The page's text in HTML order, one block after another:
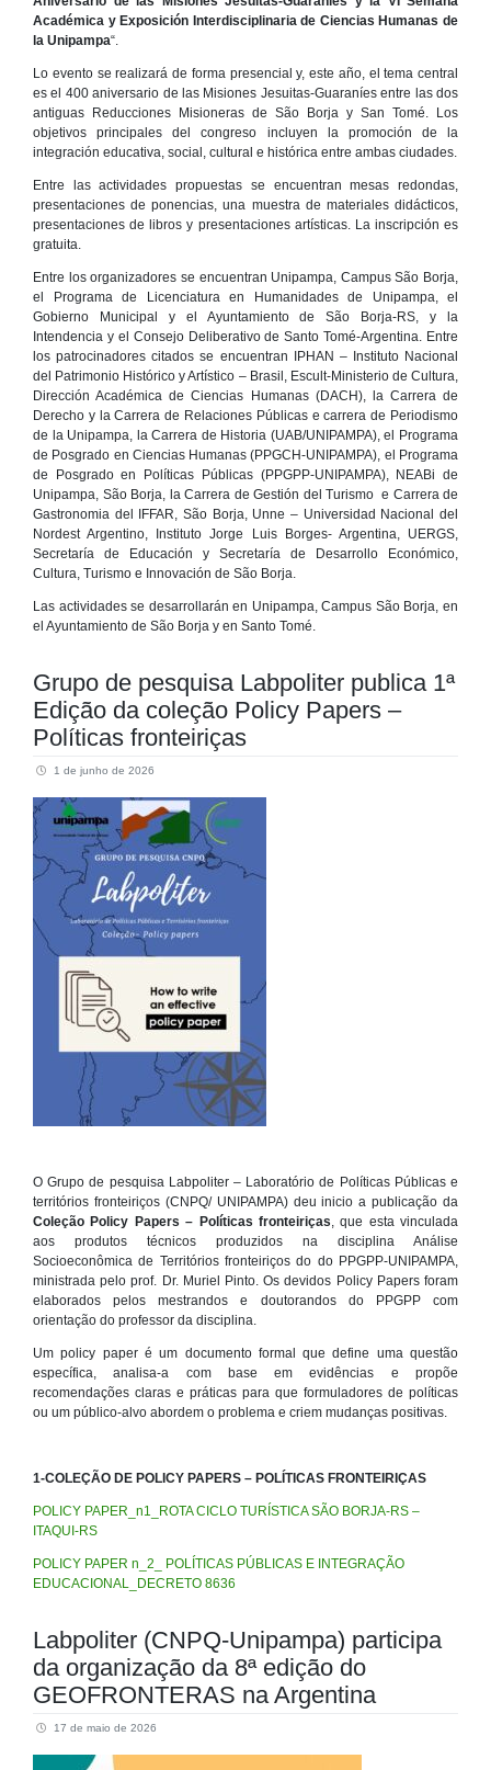
Académica y Exposición Interdisciplinaria de Ciencias Humanas de
la Unipampa“.
Lo evento se realizará de forma presencial y, este año, el tema central
es el 400 aniversario de las Misiones Jesuitas-Guaraníes entre las dos
antiguas Reducciones Misioneras de São Borja y San Tomé. Los
objetivos principales del congreso incluyen la promoción de la
integración educativa, social, cultural e histórica entre ambas ciudades.
Entre las actividades propuestas se encuentran mesas redondas,
presentaciones de ponencias, una muestra de materiales didácticos,
presentaciones de libros y presentaciones artísticas. La inscripción es
gratuita.
Entre los organizadores se encuentran Unipampa, Campus São Borja,
el Programa de Licenciatura en Humanidades de Unipampa, el
Gobierno Municipal y el Ayuntamiento de São Borja-RS, y la
Intendencia y el Consejo Deliberativo de Santo Tomé-Argentina. Entre
los patrocinadores citados se encuentran IPHAN – Instituto Nacional
del Patrimonio Histórico y Artístico – Brasil, Escult-Ministerio de Cultura,
Dirección Académica de Ciencias Humanas (DACH), la Carrera de
Derecho y la Carrera de Relaciones Públicas e carrera de Periodismo
de la Unipampa, la Carrera de Historia (UAB/UNIPAMPA), el Programa
de Posgrado en Ciencias Humanas (PPGCH-UNIPAMPA), el Programa
de Posgrado en Políticas Públicas (PPGPP-UNIPAMPA), NEABi de
Unipampa, São Borja, la Carrera de Gestión del Turismo e Carrera de
Gastronomia del IFFAR, São Borja, Unne – Universidad Nacional del
Nordest Argentino, Instituto Jorge Luis Borges- Argentina, UERGS,
Secretaría de Educación y Secretaría de Desarrollo Económico,
Cultura, Turismo e Innovación de São Borja.
Las actividades se desarrollarán en Unipampa, Campus São Borja, en
el Ayuntamiento de São Borja y en Santo Tomé.
Grupo de pesquisa Labpoliter publica 1ª
Edição da coleção Policy Papers –
Políticas fronteiriças
1 de junho de 2026
O Grupo de pesquisa Labpoliter – Laboratório de Políticas Públicas e
territórios fronteiriços (CNPQ/ UNIPAMPA) deu inicio a publicação da
Coleção Policy Papers – Políticas fronteiriças , que esta vinculada
aos produtos técnicos produzidos na disciplina Análise
Socioeconômica de Territórios fronteiriços do do PPGPP-UNIPAMPA,
ministrada pelo prof. Dr. Muriel Pinto. Os devidos Policy Papers foram
elaborados pelos mestrandos e doutorandos do PPGPP com
orientação do professor da disciplina.
Um policy paper é um documento formal que define uma questão
específica, analisa-a com base em evidências e propõe
recomendações claras e práticas para que formuladores de políticas
ou um público-alvo abordem o problema e criem mudanças positivas.
1-COLEÇÃO DE POLICY PAPERS – POLÍTICAS FRONTEIRIÇAS
POLICY PAPER_n1_ROTA CICLO TURÍSTICA SÃO BORJA-RS –
ITAQUI-RS
POLICY PAPER n_2_ POLÍTICAS PÚBLICAS E INTEGRAÇÃO
EDUCACIONAL_DECRETO 8636
Labpoliter (CNPQ-Unipampa) participa
da organização da 8ª edição do
GEOFRONTERAS na Argentina
17 de maio de 2026